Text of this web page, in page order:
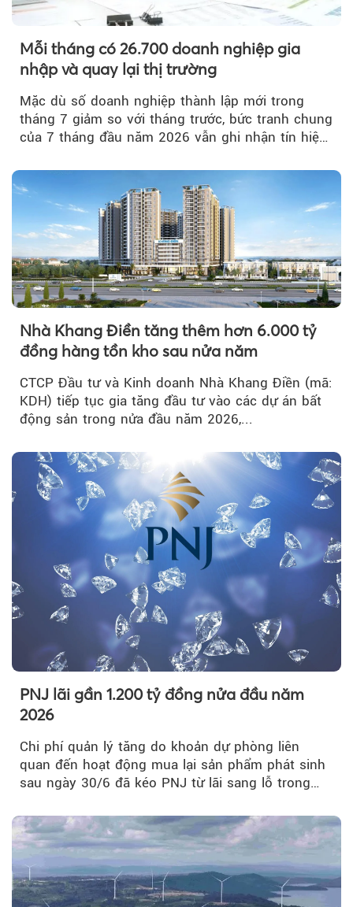
Mỗi tháng có 26.700 doanh nghiệp gia
nhập và quay lại thị trường
Mặc dù số doanh nghiệp thành lập mới trong
tháng 7 giảm so với tháng trước, bức tranh chung
của 7 tháng đầu năm 2026 vẫn ghi nhận tín hiệu
Nhà Khang Điền tăng thêm hơn 6.000 tỷ
đồng hàng tồn kho sau nửa năm
CTCP Đầu tư và Kinh doanh Nhà Khang Điền (mã:
KDH) tiếp tục gia tăng đầu tư vào các dự án bất
động sản trong nửa đầu năm 2026,...
PNJ lãi gần 1.200 tỷ đồng nửa đầu năm
2026
Chi phí quản lý tăng do khoản dự phòng liên
quan đến hoạt động mua lại sản phẩm phát sinh
sau ngày 30/6 đã kéo PNJ từ lãi sang lỗ trong